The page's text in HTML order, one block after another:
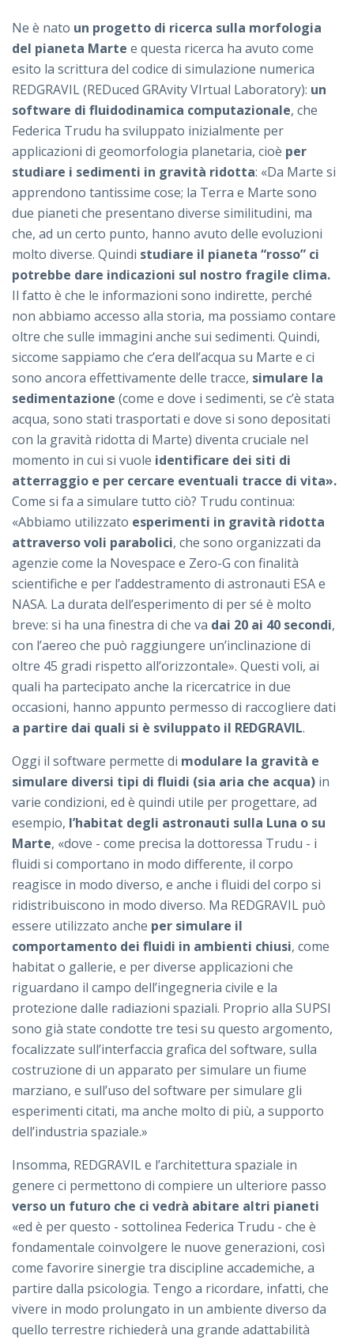
Ne è nato un progetto di ricerca sulla morfologia
del pianeta Marte e questa ricerca ha avuto come
esito la scrittura del codice di simulazione numerica
REDGRAVIL (REDuced GRAvity VIrtual Laboratory): un
software di fluidodinamica computazionale, che
Federica Trudu ha sviluppato inizialmente per
applicazioni di geomorfologia planetaria, cioè per
studiare i sedimenti in gravità ridotta: «Da Marte si
apprendono tantissime cose; la Terra e Marte sono
due pianeti che presentano diverse similitudini, ma
che, ad un certo punto, hanno avuto delle evoluzioni
molto diverse. Quindi studiare il pianeta “rosso” ci
potrebbe dare indicazioni sul nostro fragile clima.
Il fatto è che le informazioni sono indirette, perché
non abbiamo accesso alla storia, ma possiamo contare
oltre che sulle immagini anche sui sedimenti. Quindi,
siccome sappiamo che c’era dell’acqua su Marte e ci
sono ancora effettivamente delle tracce, simulare la
sedimentazione (come e dove i sedimenti, se c’è stata
acqua, sono stati trasportati e dove si sono depositati
con la gravità ridotta di Marte) diventa cruciale nel
momento in cui si vuole identificare dei siti di
atterraggio e per cercare eventuali tracce di vita».
Come si fa a simulare tutto ciò? Trudu continua:
«Abbiamo utilizzato esperimenti in gravità ridotta
attraverso voli parabolici, che sono organizzati da
agenzie come la Novespace e Zero-G con finalità
scientifiche e per l’addestramento di astronauti ESA e
NASA. La durata dell’esperimento di per sé è molto
breve: si ha una finestra di che va dai 20 ai 40 secondi,
con l’aereo che può raggiungere un’inclinazione di
oltre 45 gradi rispetto all’orizzontale». Questi voli, ai
quali ha partecipato anche la ricercatrice in due
occasioni, hanno appunto permesso di raccogliere dati
a partire dai quali si è sviluppato il REDGRAVIL.
Oggi il software permette di modulare la gravità e
simulare diversi tipi di fluidi (sia aria che acqua) in
varie condizioni, ed è quindi utile per progettare, ad
esempio, l’habitat degli astronauti sulla Luna o su
Marte, «dove - come precisa la dottoressa Trudu - i
fluidi si comportano in modo differente, il corpo
reagisce in modo diverso, e anche i fluidi del corpo si
ridistribuiscono in modo diverso. Ma REDGRAVIL può
essere utilizzato anche per simulare il
comportamento dei fluidi in ambienti chiusi, come
habitat o gallerie, e per diverse applicazioni che
riguardano il campo dell’ingegneria civile e la
protezione dalle radiazioni spaziali. Proprio alla SUPSI
sono già state condotte tre tesi su questo argomento,
focalizzate sull’interfaccia grafica del software, sulla
costruzione di un apparato per simulare un fiume
marziano, e sull’uso del software per simulare gli
esperimenti citati, ma anche molto di più, a supporto
dell’industria spaziale.»
Insomma, REDGRAVIL e l’architettura spaziale in
genere ci permettono di compiere un ulteriore passo
verso un futuro che ci vedrà abitare altri pianeti
«ed è per questo - sottolinea Federica Trudu - che è
fondamentale coinvolgere le nuove generazioni, così
come favorire sinergie tra discipline accademiche, a
partire dalla psicologia. Tengo a ricordare, infatti, che
vivere in modo prolungato in un ambiente diverso da
quello terrestre richiederà una grande adattabilità